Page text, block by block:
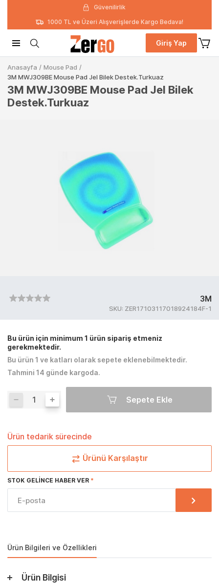
Güvenilirlik
1000 TL ve Üzeri Alışverişlerde Kargo Bedava!
Giriş Yap
Anasayfa / Mouse Pad /
3M MWJ309BE Mouse Pad Jel Bilek Destek.Turkuaz
3M MWJ309BE Mouse Pad Jel Bilek
Destek.Turkuaz
3M
SKU: ZER17103117018924184F-1
Bu ürün için minimum 1 ürün sipariş etmeniz
gerekmektedir.
Bu ürün 1 ve katları olarak sepete eklenebilmektedir.
Tahmini 14 günde kargoda.
Sepete Ekle
Ürün tedarik sürecinde
Ürünü Karşılaştır
STOK GELINCE HABER VER
Ürün Bilgileri ve Özellikleri
Ürün Bilgisi